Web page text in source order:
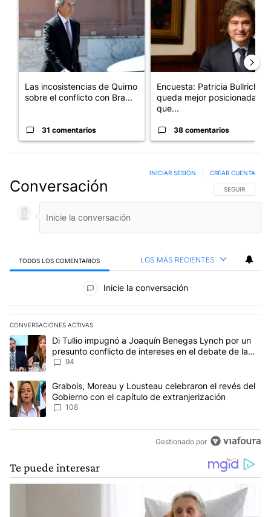
Las incosistencias de Quirno
sobre el conflicto con Bra...
31 comentarios
Encuesta: Patricia Bullrich
queda mejor posicionada
que...
38 comentarios
Conversación SIGA ESTA
SEGUIR
INICIAR SESIÓN CREAR CUENTA
TODOS LOS COMENTARIOS LOS MÁS RECIENTES
Todos los comentarios
Inicie la conversación
CONVERSACIONES ACTIVAS
Este listado muestra los artículos con más comentarios en los
Un artículo de tendencia con el título "Di Tullio impugnó a
Di Tullio impugnó a Joaquín Benegas Lynch por un
presunto conflicto de intereses en el debate de la
Ley de Tierras
94
Un artículo de tendencia con el título "Grabois, Moreau y
Grabois, Moreau y Lousteau celebraron el revés del
Gobierno con el capítulo de extranjerización
108
Gestionado por